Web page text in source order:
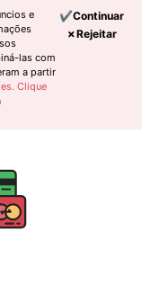
e
las com
a partir
Clique
✔Continuar
✗Rejeitar